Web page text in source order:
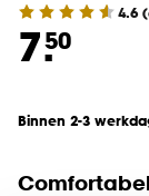
4.6 (
7.50
Binnen 2-3